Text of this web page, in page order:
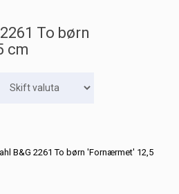
To børn
cm
B&G 2261 To børn 'Fornærmet' 12,5